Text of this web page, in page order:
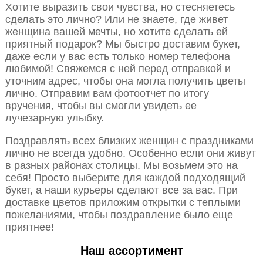
Хотите выразить свои чувства, но стесняетесь
сделать это лично? Или не знаете, где живет
женщина вашей мечты, но хотите сделать ей
приятный подарок? Мы быстро доставим букет,
даже если у вас есть только номер телефона
любимой! Свяжемся с ней перед отправкой и
уточним адрес, чтобы она могла получить цветы
лично. Отправим вам фотоотчет по итогу
вручения, чтобы вы смогли увидеть ее
лучезарную улыбку.
Поздравлять всех близких женщин с праздниками
лично не всегда удобно. Особенно если они живут
в разных районах столицы. Мы возьмем это на
себя! Просто выберите для каждой подходящий
букет, а наши курьеры сделают все за вас. При
доставке цветов приложим открытки с теплыми
пожеланиями, чтобы поздравление было еще
приятнее!
Наш ассортимент